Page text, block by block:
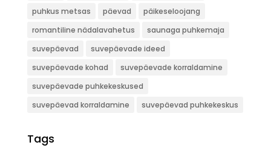
puhkus metsas
päevad
päikeseloojang
romantiline nädalavahetus
saunaga puhkemaja
suvepäevad
suvepäevade ideed
suvepäevade kohad
suvepäevade korraldamine
suvepäevade puhkekeskused
suvepäevad korraldamine
suvepäevad puhkekeskus
Tags